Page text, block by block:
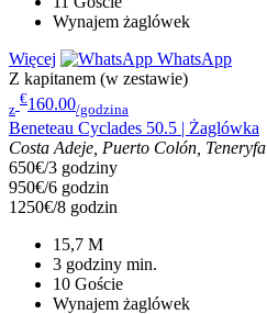
Wynajem żaglówek
Więcej
WhatsApp
Z kapitanem (w zestawie)
z
€160.00/godzina
Beneteau Cyclades 50.5 | Żaglówka
Costa Adeje, Puerto Colón, Teneryfa
650€/3 godziny
950€/6 godzin
1250€/8 godzin
15,7 M
3 godziny min.
10 Goście
Wynajem żaglówek